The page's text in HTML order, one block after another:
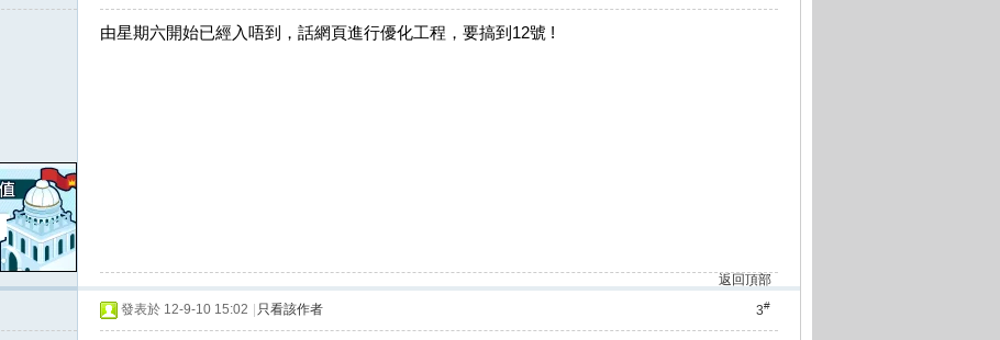
由星期六開始已經入唔到，話網頁進行優化工程，要搞到12號 !
返回頂部
3#
發表於 12-9-10 15:02 只看該作者